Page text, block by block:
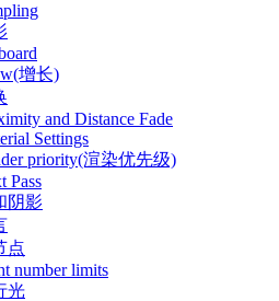
增长)
and Distance Fade
Settings
priority(渲染优先级)
Pass
阴影
点
number limits
光